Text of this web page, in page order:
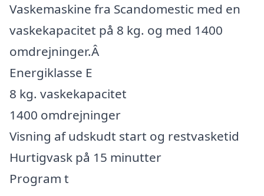
Vaskemaskine fra Scandomestic med en
vaskekapacitet på 8 kg. og med 1400
omdrejninger.Â
Energiklasse E
8 kg. vaskekapacitet
1400 omdrejninger
Visning af udskudt start og restvasketid
Hurtigvask på 15 minutter
Program t